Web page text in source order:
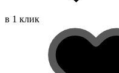
в 1 клик